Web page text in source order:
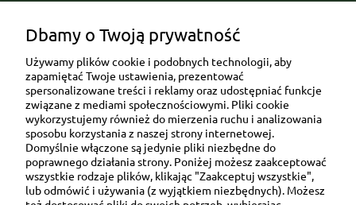
Ul. Brukowa 6/8 lok. 57/58
91-341 Łódź
NIP: 6751510615
Dbamy o Twoją prywatność
Używamy plików cookie i podobnych technologii, aby
zapamiętać Twoje ustawienia, prezentować
spersonalizowane treści i reklamy oraz udostępniać funkcje
związane z mediami społecznościowymi. Pliki cookie
wykorzystujemy również do mierzenia ruchu i analizowania
sposobu korzystania z naszej strony internetowej.
Domyślnie włączone są jedynie pliki niezbędne do
poprawnego działania strony. Poniżej możesz zaakceptować
wszystkie rodzaje plików, klikając "Zaakceptuj wszystkie",
lub odmówić i używania (z wyjątkiem niezbędnych). Możesz